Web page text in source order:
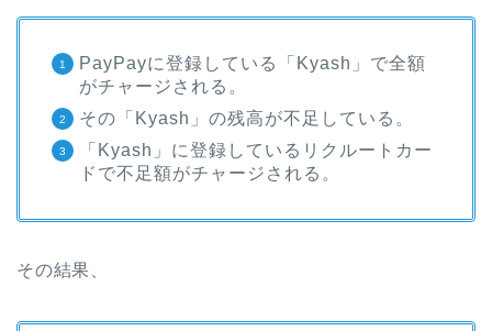
PayPayに登録している「Kyash」で全額
がチャージされる。
その「Kyash」の残高が不足している。
「Kyash」に登録しているリクルートカー
ドで不足額がチャージされる。
その結果、